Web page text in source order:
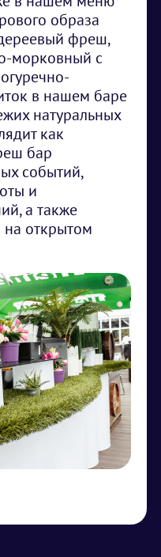
образа
фреш,
морковный с
в нашем баре
натуральных
как
бар
событий,
и
а также
открытом